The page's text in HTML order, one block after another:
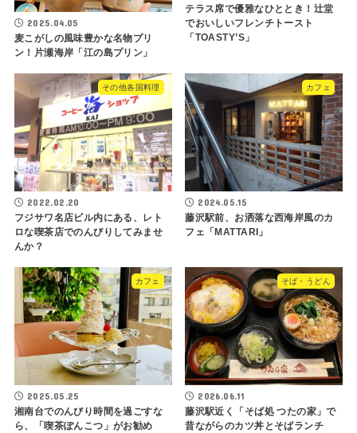
2025.04.05
麦こがしの風味豊かな名物プリ
ン！片瀬海岸「江の島プリン」
テラス席で優雅なひととき！辻堂
でおいしいフレンチトースト
「TOASTY’S」
その他各国料理
2022.02.20
フジサワ名店ビル内にある、レト
ロな喫茶店でのんびりしてみませ
んか？
カフェ
2024.05.15
藤沢駅前、お洒落な西海岸風のカ
フェ「MATTARI」
カフェ
2025.05.25
湘南台でのんびり時間を過ごすな
ら、「喫茶ぽんこつ」がお勧め
そば・うどん
2026.06.11
藤沢駅近く「そば処 つたの家」で
昔ながらのカツ丼とそばランチ